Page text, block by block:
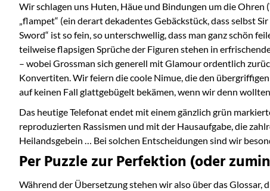
Wir schlagen uns Huten, Häue und Bindungen um die
„flampet“ (ein derart dekadentes Gebäckstück, dass selbst
Sword“ ist so fein, so unterschwellig, dass man ganz schön
teilweise flapsigen Sprüche der Figuren stehen in
– wobei Grossman sich generell mit Glamour ordentlich
Konvertiten. Wir feiern die coole Nimue, die den
auf keinen Fall glattgebügelt bekämen, wenn wir denn
Das heutige Telefonat endet mit einem gänzlich grün
reproduzierten Rassismen und mit der Hausaufgabe, die
Heilandsgebein … Bei solchen Entscheidungen sind wir
Per Puzzle zur Perfektion (oder
Während der Übersetzung stehen wir also über das Glossar,